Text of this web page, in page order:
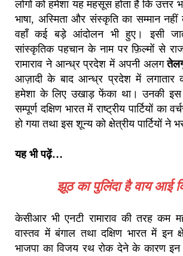
लोगों को हमेशा यह महसूस होता है कि उत्तर
भाषा, अस्मिता और संस्कृति का सम्मान
वहाँ कई बड़े आंदोलन भी हुए। इसी
सांस्कृतिक पहचान के नाम पर फ़िल्मों से
रामाराव ने आन्ध्र प्रदेश में अपनी अलग
आज़ादी के बाद आन्ध्र प्रदेश में लगातार
हमेशा के लिए उखाड़ फेंका था। उनकी
सम्पूर्ण दक्षिण भारत में राष्ट्रीय पार्टियों का
हो गया तथा इस शून्य को क्षेत्रीय पार्टियों ने
यह भी पढ़ें…
झूठ का पुलिंदा है वाय आई
केसीआर भी एनटी रामाराव की तरह कम
वास्तव में बंगाल तथा दक्षिण भारत में इन
भाजपा का विजय रथ रोक देने के कारण इन